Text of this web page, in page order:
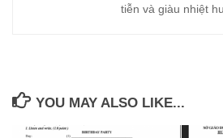
tiễn và giàu nhiệt
YOU MAY ALSO LIKE...